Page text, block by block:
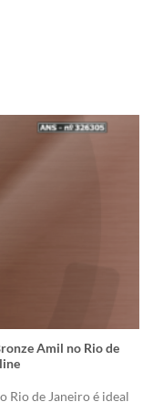
Amil no Rio de
Rio de Janeiro é ideal